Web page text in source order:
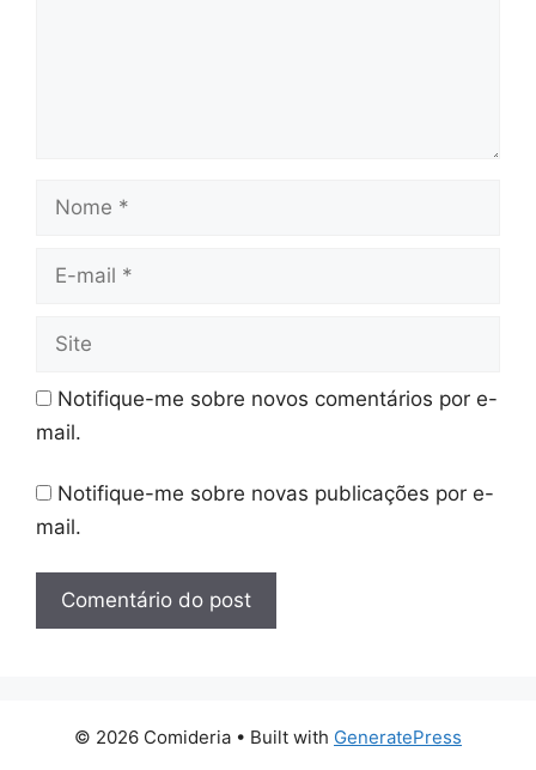
Nome
Site
Notifique-me sobre novos comentários por e-
mail.
Notifique-me sobre novas publicações por e-
mail.
© 2026 Comideria • Built with GeneratePress